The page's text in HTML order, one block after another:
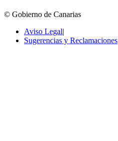
© Gobierno de Canarias
Aviso Legal|
Sugerencias y Reclamaciones